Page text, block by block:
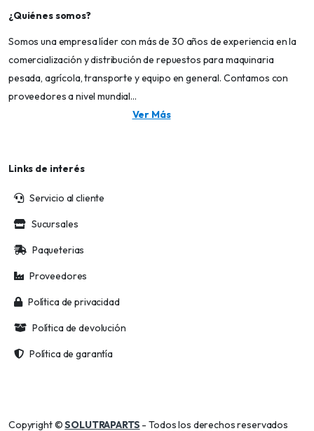
¿Quiénes somos?
Somos una empresa líder con más de 30 años de experiencia en la
comercialización y distribución de repuestos para maquinaria
pesada, agrícola, transporte y equipo en general. Contamos con
proveedores a nivel mundial...
Ver Más
Links de interés
Servicio al cliente
Sucursales
Paqueterias
Proveedores
Política de privacidad
Política de devolución
Política de garantía
Copyright ©SOLUTRAPARTS - Todos los derechos reservados